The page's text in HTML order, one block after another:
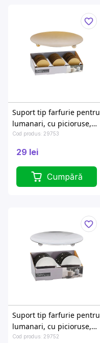
Suport tip farfurie pentru
lumanari, cu picioruse,
D8 cm, metal, auriu
Cod produs: 29753
29 lei
Cumpără
Suport tip farfurie pentru
lumanari, cu picioruse,
D12 cm, metal, argintiu
Cod produs: 29752